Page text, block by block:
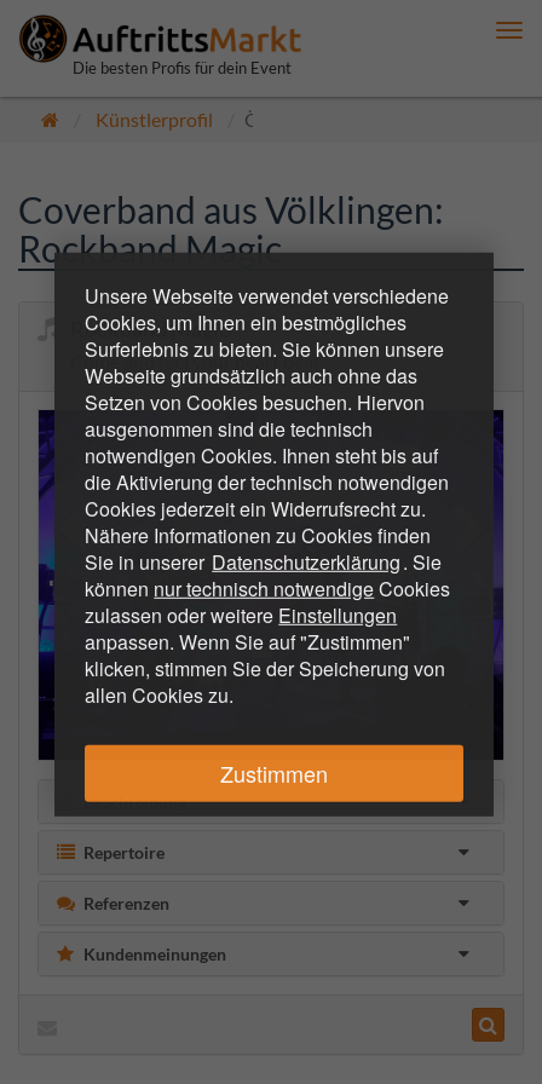
Unsere Webseite verwendet verschiedene
Cookies, um Ihnen ein bestmögliches
Surferlebnis zu bieten. Sie können unsere
Webseite grundsätzlich auch ohne das
Setzen von Cookies besuchen. Hiervon
ausgenommen sind die technisch
notwendigen Cookies. Ihnen steht bis auf
die Aktivierung der technisch notwendigen
Cookies jederzeit ein Widerrufsrecht zu.
Nähere Informationen zu Cookies finden
Sie in unserer Datenschutzerklärung. Sie
können nur technisch notwendigeCookies
zulassen oder weitere Einstellungen
anpassen. Wenn Sie auf "Zustimmen"
klicken, stimmen Sie der Speicherung von
allen Cookies zu.
Zustimmen
Die besten Profis für dein Event
Künstlerprofil Öffentlich
Coverband aus Völklingen:
Rockband Magic
Rockband Magic
Come and feel your heart beat
Beschreibung
Repertoire
Referenzen
Kundenmeinungen